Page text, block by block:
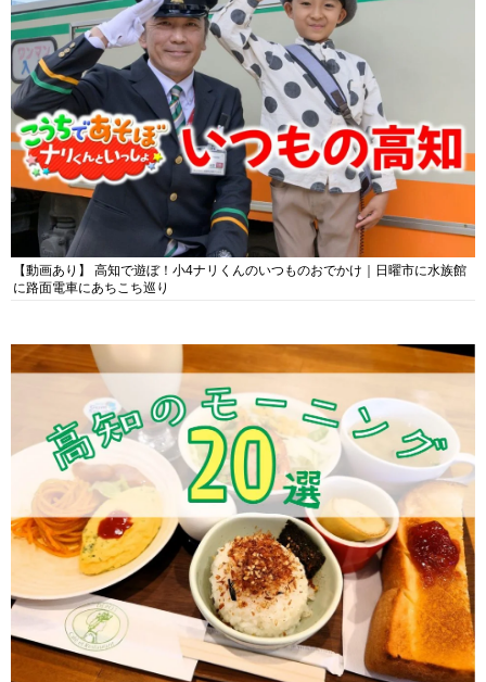
【動画あり】 高知で遊ぼ！小4ナリくんのいつものおでかけ｜日曜市に水族館
に路面電車にあちこち巡り